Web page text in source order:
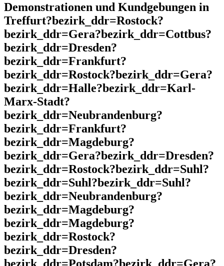
Demonstrationen und Kundgebungen in
Treffurt?bezirk_ddr=Rostock?
bezirk_ddr=Gera?bezirk_ddr=Cottbus?
bezirk_ddr=Dresden?
bezirk_ddr=Frankfurt?
bezirk_ddr=Rostock?bezirk_ddr=Gera?
bezirk_ddr=Halle?bezirk_ddr=Karl-
Marx-Stadt?
bezirk_ddr=Neubrandenburg?
bezirk_ddr=Frankfurt?
bezirk_ddr=Magdeburg?
bezirk_ddr=Gera?bezirk_ddr=Dresden?
bezirk_ddr=Rostock?bezirk_ddr=Suhl?
bezirk_ddr=Suhl?bezirk_ddr=Suhl?
bezirk_ddr=Neubrandenburg?
bezirk_ddr=Magdeburg?
bezirk_ddr=Magdeburg?
bezirk_ddr=Rostock?
bezirk_ddr=Dresden?